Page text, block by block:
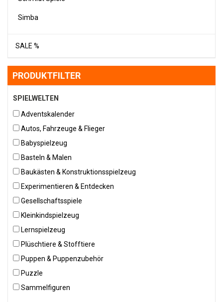
Simba
SALE %
PRODUKTFILTER
SPIELWELTEN
Adventskalender
Autos, Fahrzeuge & Flieger
Babyspielzeug
Basteln & Malen
Baukästen & Konstruktionsspielzeug
Experimentieren & Entdecken
Gesellschaftsspiele
Kleinkindspielzeug
Lernspielzeug
Plüschtiere & Stofftiere
Puppen & Puppenzubehör
Puzzle
Sammelfiguren